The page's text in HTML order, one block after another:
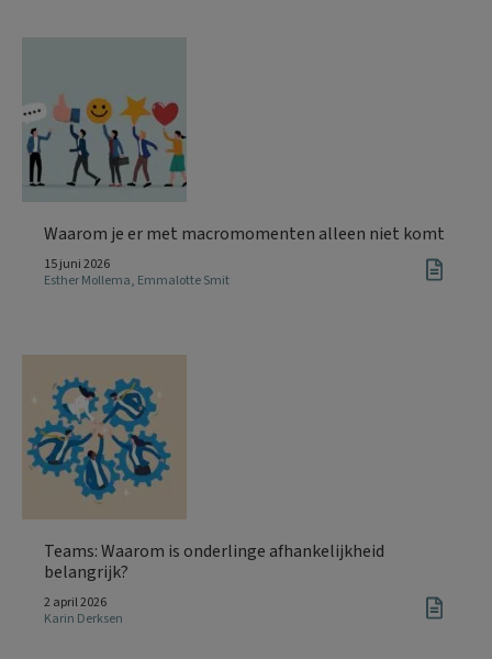
Waarom je er met macromomenten alleen niet komt
15 juni 2026
Esther Mollema, Emmalotte Smit
Teams: Waarom is onderlinge afhankelijkheid
belangrijk?
2 april 2026
Karin Derksen